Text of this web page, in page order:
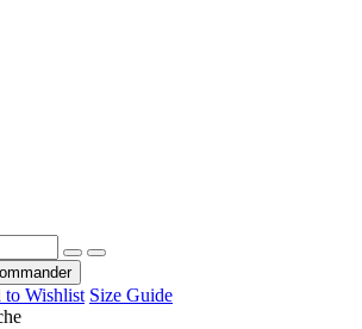
to Wishlist Size Guide